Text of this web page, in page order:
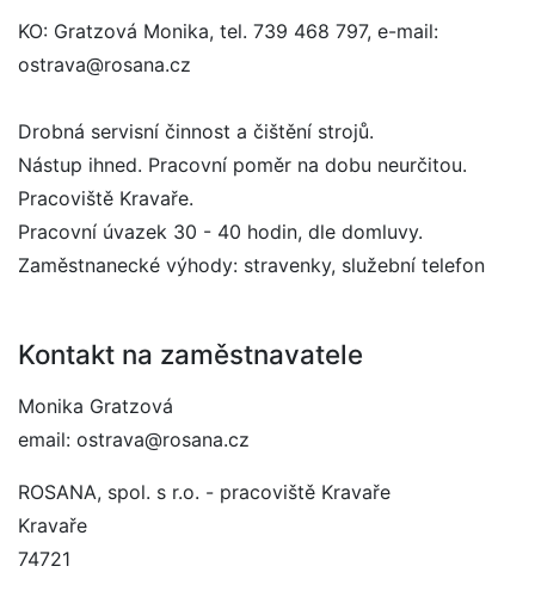
KO: Gratzová Monika, tel. 739 468 797, e-mail:
ostrava@rosana.cz
Drobná servisní činnost a čištění strojů.
Nástup ihned. Pracovní poměr na dobu neurčitou.
Pracoviště Kravaře.
Pracovní úvazek 30 - 40 hodin, dle domluvy.
Zaměstnanecké výhody: stravenky, služební telefon
Kontakt na zaměstnavatele
Monika Gratzová
email: ostrava@rosana.cz
ROSANA, spol. s r.o. - pracoviště Kravaře
Kravaře
74721